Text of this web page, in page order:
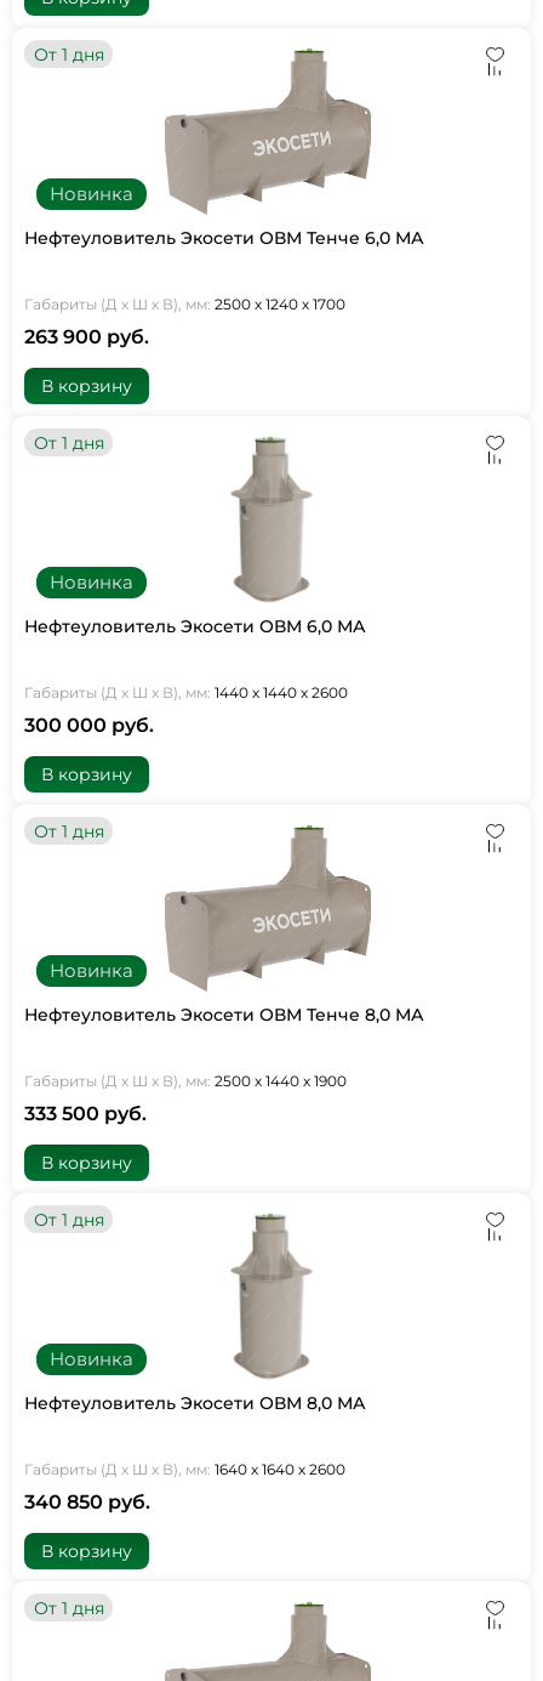
Новинка
От 1 дня
Нефтеуловитель Экосети ОВМ Тенче 6,0 МА
Габариты (Д х Ш х В), мм: 2500 х 1240 х 1700
263 900 руб.
В корзину
Новинка
От 1 дня
Нефтеуловитель Экосети ОВМ 6,0 МА
Габариты (Д х Ш х В), мм: 1440 х 1440 х 2600
300 000 руб.
В корзину
Новинка
От 1 дня
Нефтеуловитель Экосети ОВМ Тенче 8,0 МА
Габариты (Д х Ш х В), мм: 2500 х 1440 х 1900
333 500 руб.
В корзину
Новинка
От 1 дня
Нефтеуловитель Экосети ОВМ 8,0 МА
Габариты (Д х Ш х В), мм: 1640 х 1640 х 2600
340 850 руб.
В корзину
От 1 дня